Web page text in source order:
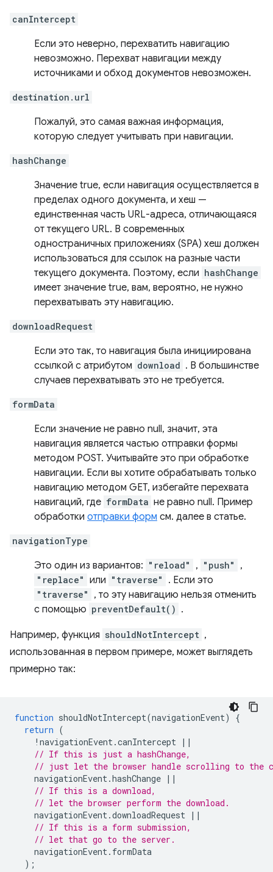
canIntercept
Если это неверно, перехватить навигацию
невозможно. Перехват навигации между
источниками и обход документов невозможен.
destination.url
Пожалуй, это самая важная информация,
которую следует учитывать при навигации.
hashChange
Значение true, если навигация осуществляется в
пределах одного документа, и хеш —
единственная часть URL-адреса, отличающаяся
от текущего URL. В современных
одностраничных приложениях (SPA) хеш должен
использоваться для ссылок на разные части
текущего документа. Поэтому, если hashChange
имеет значение true, вам, вероятно, не нужно
перехватывать эту навигацию.
downloadRequest
Если это так, то навигация была инициирована
ссылкой с атрибутом download . В большинстве
случаев перехватывать это не требуется.
formData
Если значение не равно null, значит, эта
навигация является частью отправки формы
методом POST. Учитывайте это при обработке
навигации. Если вы хотите обрабатывать только
навигацию методом GET, избегайте перехвата
навигаций, где formData не равно null. Пример
обработки отправки форм см. далее в статье.
navigationType
Это один из вариантов: "reload" , "push" ,
"replace" или "traverse" . Если это
"traverse"
, то эту навигацию нельзя отменить
с помощью preventDefault() .
Например, функция shouldNotIntercept ,
использованная в первом примере, может выглядеть
примерно так:
function shouldNotIntercept(navigationEvent)
{
return (
! navigationEvent.canIntercept ||
// If this is just a hashChange,
// just let the browser handle scrolling to the
navigationEvent.hashChange ||
// If this is a download,
// let the browser perform the download.
navigationEvent.downloadRequest ||
// If this is a form submission,
// let that go to the server.
navigationEvent. formData
);